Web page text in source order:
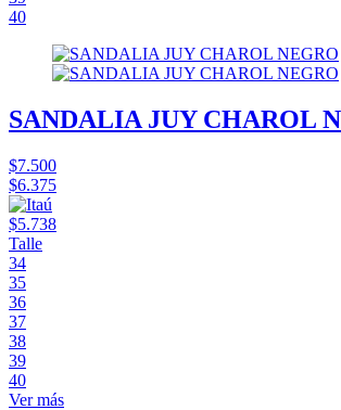
40
SANDALIA JUY CHAROL
$7.500
$6.375
$5.738
Talle
34
35
36
37
38
39
40
Ver más